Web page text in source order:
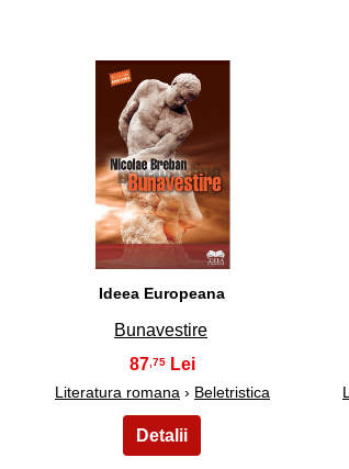
36
Ideea Europeana
Bunavestire
87,75
Literatura romana › Beletristica